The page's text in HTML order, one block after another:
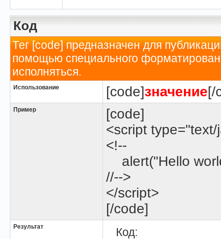
Код
Тег [code] предназначен для
помощью специального
исполняться.
Использование [code]значение[/
Пример
[code]
<script
<!--
alert("Hello
//-->
</script>
[/code]
Результат Код: